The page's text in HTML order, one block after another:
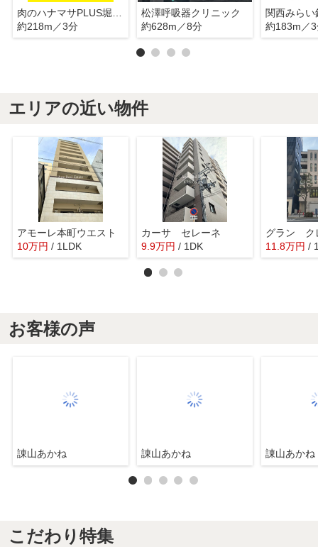
約218m／3分
松澤呼吸器クリニック
約628m／8分
約183m／
エリアの近い物件
アモーレ本町ウエスト
10万円 / 1LDK
カーサ セレーネ
9.9万円 / 1DK 11.8万円 /
お客様の声
諌山あかね 諌山あかね 諌山あかね
こだわり特集